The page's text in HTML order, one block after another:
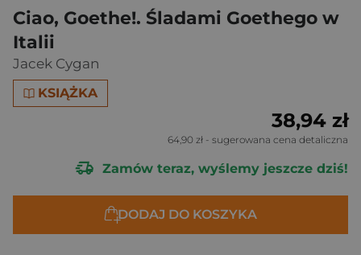
Ciao, Goethe!. Śladami Goethego w
Italii
Jacek Cygan
KSIĄŻKA
38,94 zł
64,90 zł - sugerowana cena detaliczna
Zamów teraz, wyślemy jeszcze dziś!
DODAJ DO KOSZYKA